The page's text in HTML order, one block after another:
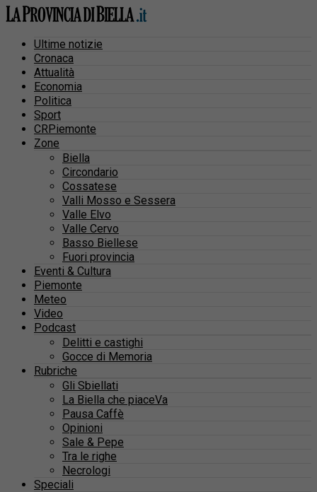
Ultime notizie
Cronaca
Attualità
Economia
Politica
Sport
CRPiemonte
Zone
Biella
Circondario
Cossatese
Valli Mosso e Sessera
Valle Elvo
Valle Cervo
Basso Biellese
Fuori provincia
Eventi & Cultura
Piemonte
Meteo
Video
Podcast
Delitti e castighi
Gocce di Memoria
Rubriche
Gli Sbiellati
La Biella che piaceVa
Pausa Caffè
Opinioni
Sale & Pepe
Tra le righe
Necrologi
Speciali